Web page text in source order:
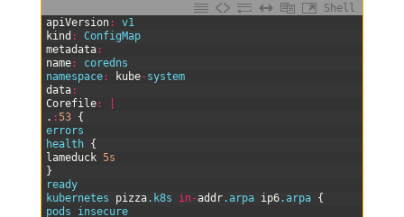
Shell
apiVersion:
v1
kind :
ConfigMap
metadata:
name:
coredns
namespace: kube-system
data:
Corefile:
. :53 {
errors
health {
lameduck 5s
}
ready
kubernetes pizza.k8s in-addr.arpa ip6.arpa {
pods insecure